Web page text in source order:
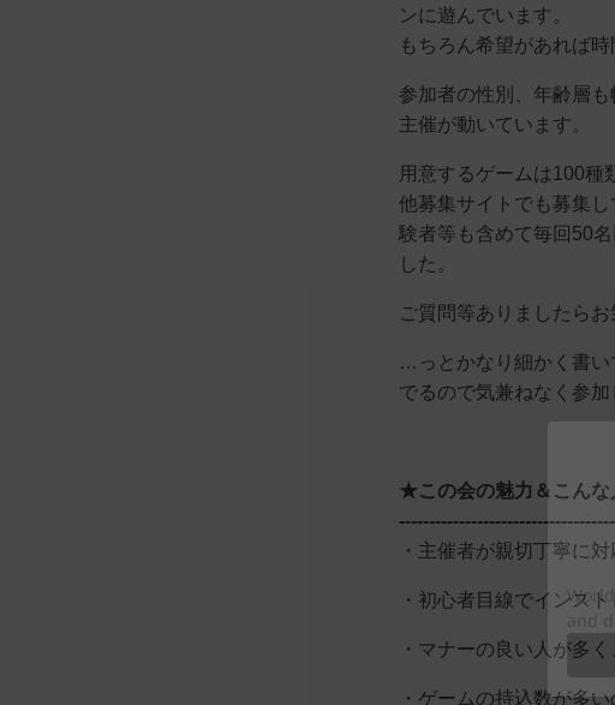
ンに遊んでいます。
もちろん希望があれば
参加者の性別、年齢層
主催が動いています。
用意するゲームは100種
他募集サイトでも募集
験者等も含めて毎回50
した。
ご質問等ありましたらお
…っとかなり細かく書い
でるので気兼ねなく参加
★この会の魅力＆こんな
・主催者が親切丁寧に
・初心者目線でインス
・マナーの良い人が多
・ゲームの持込数が多